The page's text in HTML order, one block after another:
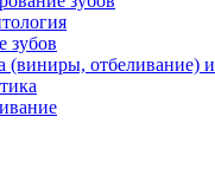
зубов
(виниры, отбеливание)